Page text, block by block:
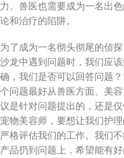
力。兽医也需要成为一名出
论和治疗的陷阱。
为了成为一名彻头彻尾的侦
沙龙中遇到问题时，我们应
确，我们是否可以回答问题
个问题最好从兽医方面、美
议是针对问题提出的，还是
宠物美容师，要想让我们护
严格评估我们的工作。我们
产品扔到问题上，希望能有好